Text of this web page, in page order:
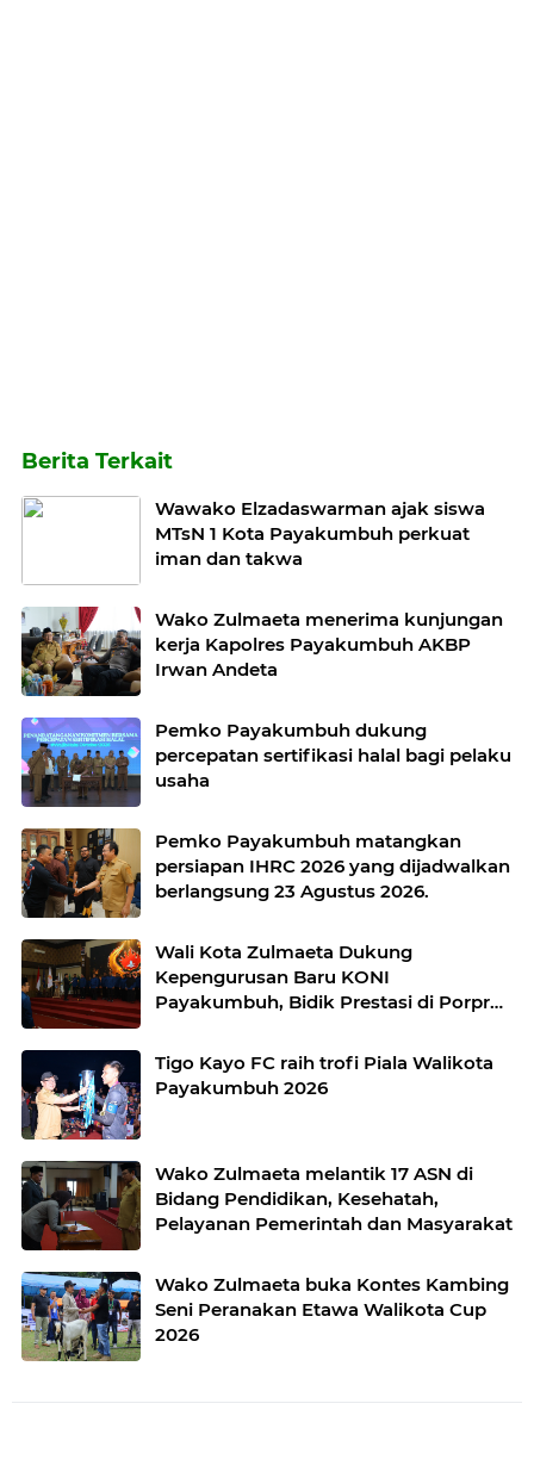
Berita Terkait
Wawako Elzadaswarman ajak siswa
MTsN 1 Kota Payakumbuh perkuat
iman dan takwa
Wako Zulmaeta menerima kunjungan
kerja Kapolres Payakumbuh AKBP
Irwan Andeta
Pemko Payakumbuh dukung
percepatan sertifikasi halal bagi pelaku
usaha
Pemko Payakumbuh matangkan
persiapan IHRC 2026 yang dijadwalkan
berlangsung 23 Agustus 2026.
Wali Kota Zulmaeta Dukung
Kepengurusan Baru KONI
Payakumbuh, Bidik Prestasi di Porprov
Tigo Kayo FC raih trofi Piala Walikota
Payakumbuh 2026
Wako Zulmaeta melantik 17 ASN di
Bidang Pendidikan, Kesehatah,
Pelayanan Pemerintah dan Masyarakat
Wako Zulmaeta buka Kontes Kambing
Seni Peranakan Etawa Walikota Cup
2026